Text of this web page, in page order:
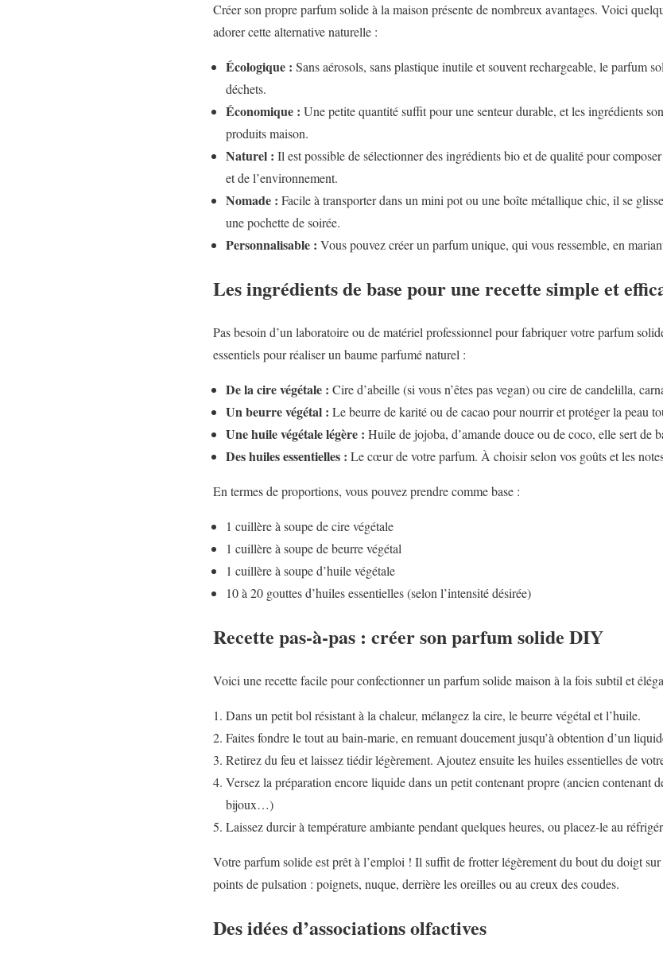
Créer son propre parfum solide à la maison présente de nombreux avantages. Voici
adorer cette alternative naturelle :
Écologique : Sans aérosols, sans plastique inutile et souvent rechargeable, le parfum
déchets.
Économique : Une petite quantité suffit pour une senteur durable, et les ingrédients
produits maison.
Naturel : Il est possible de sélectionner des ingrédients bio et de qualité pour
et de l’environnement.
Nomade : Facile à transporter dans un mini pot ou une boîte métallique chic, il se
une pochette de soirée.
Personnalisable : Vous pouvez créer un parfum unique, qui vous ressemble, en
Les ingrédients de base pour une recette simple et
Pas besoin d’un laboratoire ou de matériel professionnel pour fabriquer votre parfum
essentiels pour réaliser un baume parfumé naturel :
De la cire végétale : Cire d’abeille (si vous n’êtes pas vegan) ou cire de candelilla,
Un beurre végétal : Le beurre de karité ou de cacao pour nourrir et protéger la peau
Une huile végétale légère : Huile de jojoba, d’amande douce ou de coco, elle sert de
Des huiles essentielles : Le cœur de votre parfum. À choisir selon vos goûts et les
En termes de proportions, vous pouvez prendre comme base :
1 cuillère à soupe de cire végétale
1 cuillère à soupe de beurre végétal
1 cuillère à soupe d’huile végétale
10 à 20 gouttes d’huiles essentielles (selon l’intensité désirée)
Recette pas-à-pas : créer son parfum solide DIY
Voici une recette facile pour confectionner un parfum solide maison à la fois subtil et
Dans un petit bol résistant à la chaleur, mélangez la cire, le beurre végétal et l’huile.
Faites fondre le tout au bain-marie, en remuant doucement jusqu’à obtention d’un
Retirez du feu et laissez tiédir légèrement. Ajoutez ensuite les huiles essentielles de
Versez la préparation encore liquide dans un petit contenant propre (ancien contenant
bijoux…)
Laissez durcir à température ambiante pendant quelques heures, ou placez-le au
Votre parfum solide est prêt à l’emploi ! Il suffit de frotter légèrement du bout du doigt
points de pulsation : poignets, nuque, derrière les oreilles ou au creux des coudes.
Des idées d’associations olfactives